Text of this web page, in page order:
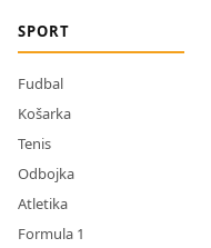
SPORT
Fudbal
Košarka
Tenis
Odbojka
Atletika
Formula 1